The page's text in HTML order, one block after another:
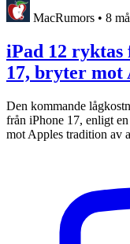
MacRumors • 8
iPad 12 ryktas
17, bryter mot
Den kommande
från iPhone 17, enligt
mot Apples tradition av